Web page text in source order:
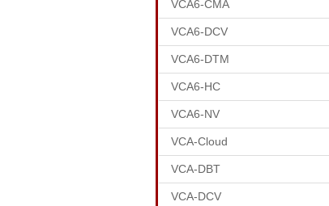
VCA6-CMA
VCA6-DCV
VCA6-DTM
VCA6-HC
VCA6-NV
VCA-Cloud
VCA-DBT
VCA-DCV